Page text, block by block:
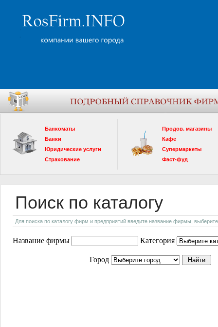
Банкоматы
Банки
Юридические услуги
Страхование
Продов. магазины
Кафе
Супермаркеты
Фаст-фуд
Поиск по каталогу
Для поиска по каталогу фирм и предприятий введите название фирмы, выберите
Название фирмы Категория
Город